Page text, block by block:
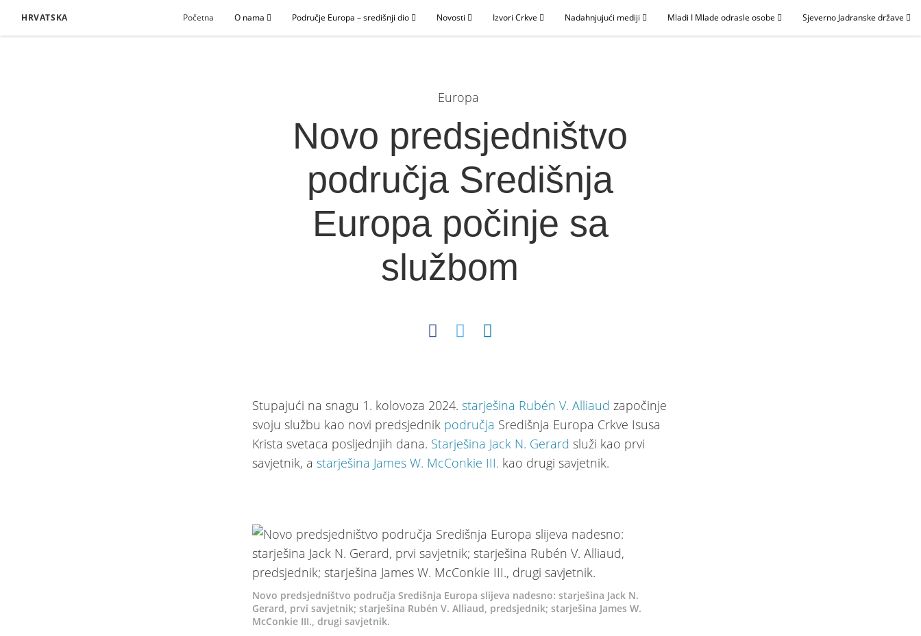
HRVATSKA Početna O nama Područje Europa – središnji dio Novosti Izvori Crkve Nadahnjujući mediji Mladi I Mlade odrasle osobe Sjeverno Jadranske države
Europa
Novo predsjedništvo
područja Središnja
Europa počinje sa
službom
Stupajući na snagu 1. kolovoza 2024.starješina Rubén V. Alliaud započinje
svoju službu kao novi predsjednik područja Središnja Europa Crkve Isusa
Krista svetaca posljednjih dana. Starješina Jack N. Gerard služi kao prvi
savjetnik, astarješina James W. McConkie III. kao drugi savjetnik.
Novo predsjedništvo područja Središnja Europa slijeva nadesno: starješina Jack N.
Gerard, prvi savjetnik; starješina Rubén V. Alliaud, predsjednik; starješina James W.
McConkie III., drugi savjetnik.